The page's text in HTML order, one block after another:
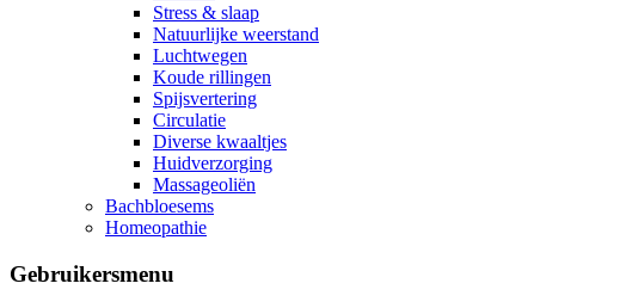
Stress & slaap
Natuurlijke weerstand
Luchtwegen
Koude rillingen
Spijsvertering
Circulatie
Diverse kwaaltjes
Huidverzorging
Massageoliën
Bachbloesems
Homeopathie
Gebruikersmenu